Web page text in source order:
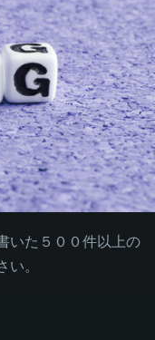
いた５００件以上の
。